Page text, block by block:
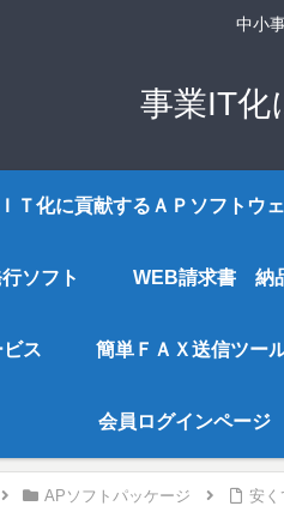
中小
事業IT
Ｔ化に貢献するＡＰソフトウ
ソフト WEB請求書 納
ス 簡単ＦＡＸ送信ツー
会員ログインページ
APソフトパッケージ 安